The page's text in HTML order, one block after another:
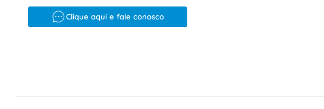
Clique aqui e fale conosco